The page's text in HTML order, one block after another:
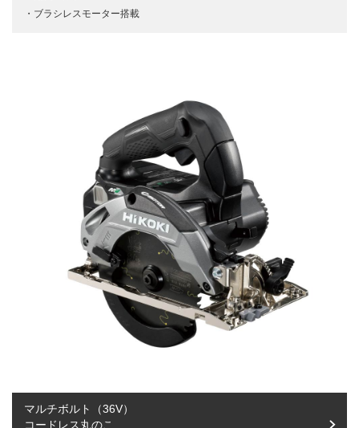
ブラシレスモーター搭載
マルチボルト（36V）
コードレス丸のこ